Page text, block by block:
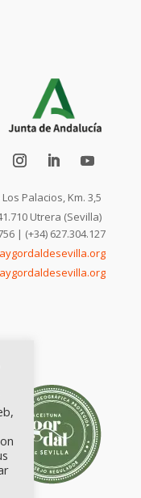
Palacios, Km. 3,5
Utrera (Sevilla)
| (+34) 627.304.127